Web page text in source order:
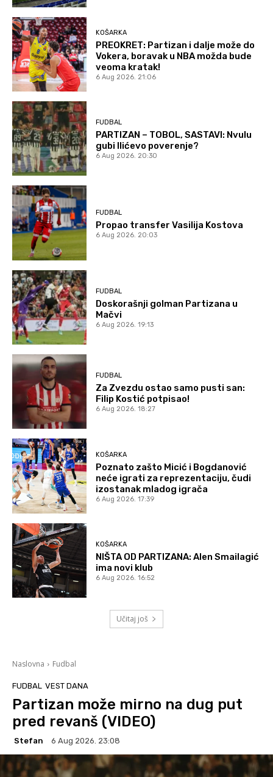
KOŠARKA
PREOKRET: Partizan i dalje može do
Vokera, boravak u NBA možda bude
veoma kratak!
6 Aug 2026. 21:06
FUDBAL
PARTIZAN – TOBOL, SASTAVI: Nvulu
gubi Ilićevo poverenje?
6 Aug 2026. 20:30
FUDBAL
Propao transfer Vasilija Kostova
6 Aug 2026. 20:03
FUDBAL
Doskorašnji golman Partizana u
Mačvi
6 Aug 2026. 19:13
FUDBAL
Za Zvezdu ostao samo pusti san:
Filip Kostić potpisao!
6 Aug 2026. 18:27
KOŠARKA
Poznato zašto Micić i Bogdanović
neće igrati za reprezentaciju, čudi
izostanak mladog igrača
6 Aug 2026. 17:39
KOŠARKA
NIŠTA OD PARTIZANA: Alen Smailagić
ima novi klub
6 Aug 2026. 16:52
Učitaj još